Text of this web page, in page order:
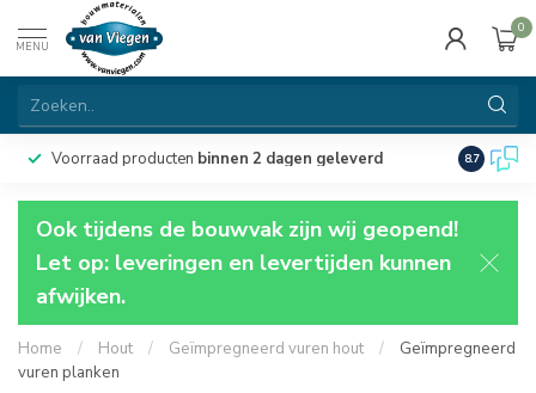
MENU
0
Voorraad producten binnen 2 dagen geleverd 8.7
Ook tijdens de bouwvak zijn wij geopend!
Let op: leveringen en levertijden kunnen
afwijken.
Home / Hout / Geïmpregneerd vuren hout /
Geïmpregneerd
vuren planken